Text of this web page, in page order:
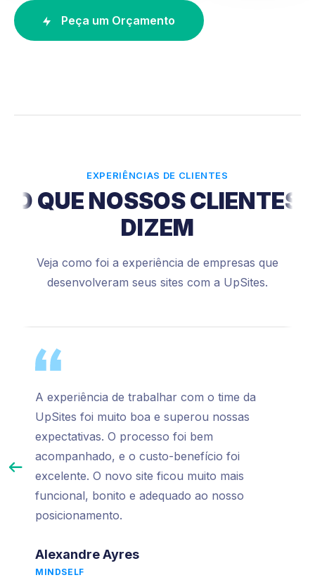
Peça um Orçamento
EXPERIÊNCIAS DE CLIENTES
O QUE NOSSOS CLIENTES
DIZEM
Veja como foi a experiência de empresas que
desenvolveram seus sites com a UpSites.
A experiência de trabalhar com o time da
UpSites foi muito boa e superou nossas
expectativas. O processo foi bem
acompanhado, e o custo-benefício foi
excelente. O novo site ficou muito mais
funcional, bonito e adequado ao nosso
posicionamento.
Alexandre Ayres
MINDSELF